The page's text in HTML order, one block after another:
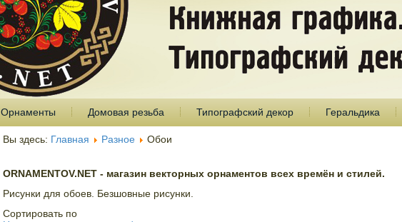
Орнаменты Домовая резьба Типографский декор Геральдика
Вы здесь: Главная Разное Обои
ORNAMENTOV.NET - магазин векторных орнаментов всех времён и стилей.
Рисунки для обоев. Безшовные рисунки.
Сортировать по